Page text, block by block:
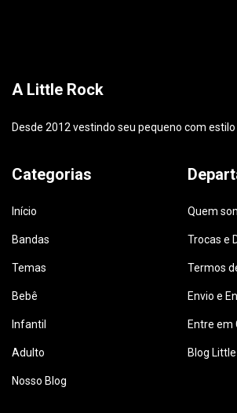
A Little Rock
Desde 2012 vestindo seu pequeno com
Categorias
Início
Bandas
Temas
Bebê
Infantil
Adulto
Nosso Blog
Quem
Trocas e
Termos
Envio e
Entre em
Blog